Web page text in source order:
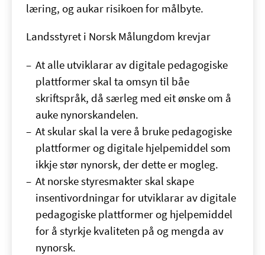
læring, og aukar risikoen for målbyte.
Landsstyret i Norsk Målungdom krevjar
At alle utviklarar av digitale pedagogiske
plattformer skal ta omsyn til båe
skriftspråk, då særleg med eit ønske om å
auke nynorskandelen.
At skular skal la vere å bruke pedagogiske
plattformer og digitale hjelpemiddel som
ikkje stør nynorsk, der dette er mogleg.
At norske styresmakter skal skape
insentivordningar for utviklarar av digitale
pedagogiske plattformer og hjelpemiddel
for å styrkje kvaliteten på og mengda av
nynorsk.